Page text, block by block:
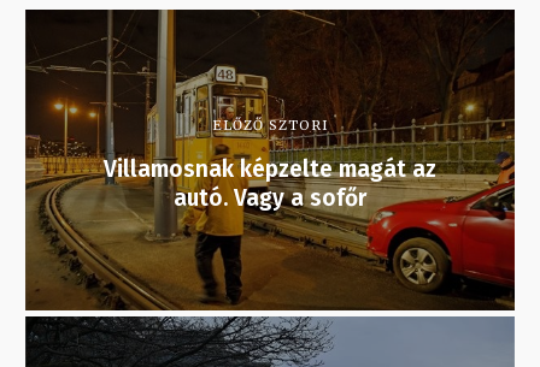
ELŐZŐ SZTORI
Villamosnak képzelte magát az
autó. Vagy a sofőr